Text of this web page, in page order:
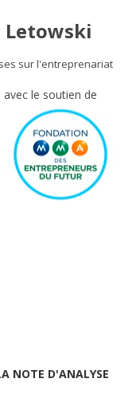
Letowski
sur l'entreprenariat
avec le soutien de
NOTE D'ANALYSE